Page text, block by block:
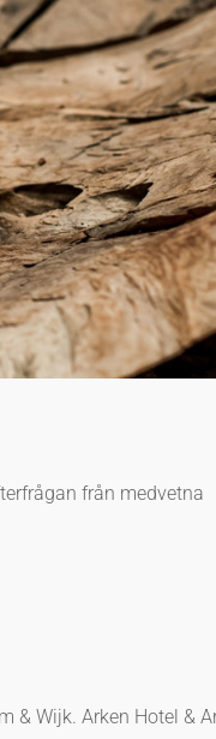
från medvetna
& Wijk. Arken Hotel &